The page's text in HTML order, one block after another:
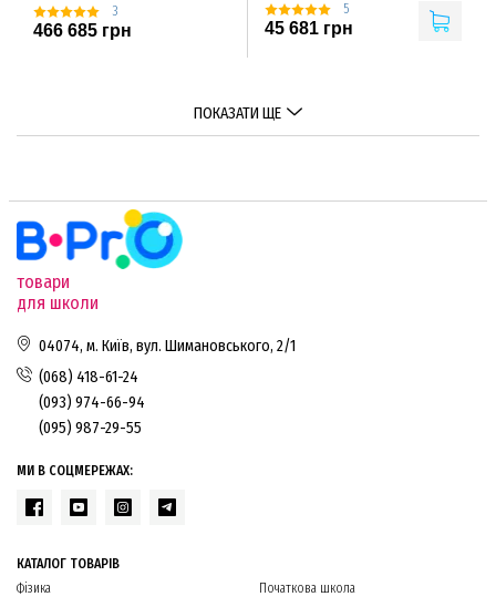
3
466 685 грн
5
45 681 грн
ПОКАЗАТИ ЩЕ
товари
для школи
04074, м. Київ, вул. Шимановського, 2/1
(068) 418-61-24
(093) 974-66-94
(095) 987-29-55
МИ В СОЦМЕРЕЖАХ:
КАТАЛОГ ТОВАРІВ
Фізика
Початкова школа